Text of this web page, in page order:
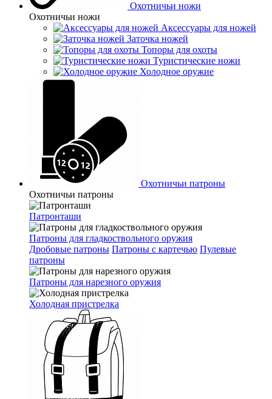
Охотничьи ножи
Охотничьи ножи
Аксессуары для ножей
Заточка ножей
Топоры для охоты
Туристические ножи
Холодное оружие
Охотничьи патроны
Охотничьи патроны
Патронташи
Патроны для гладкоствольного оружия
Дробовые патроны Патроны с картечью Пулевые
патроны
Патроны для нарезного оружия
Холодная пристрелка